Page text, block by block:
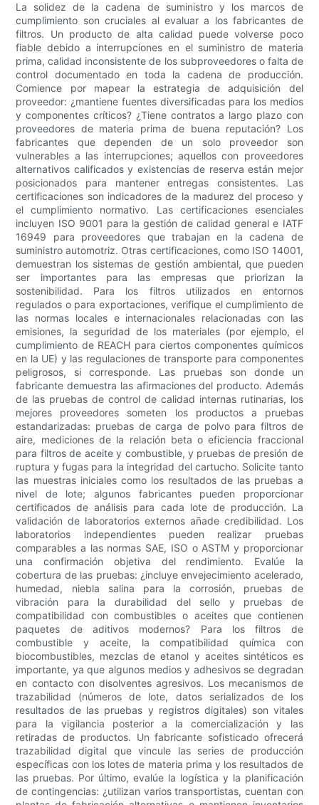
La solidez de la cadena de suministro y los marcos de
cumplimiento son cruciales al evaluar a los fabricantes de
filtros. Un producto de alta calidad puede volverse poco
fiable debido a interrupciones en el suministro de materia
prima, calidad inconsistente de los subproveedores o falta de
control documentado en toda la cadena de producción.
Comience por mapear la estrategia de adquisición del
proveedor: ¿mantiene fuentes diversificadas para los medios
y componentes críticos? ¿Tiene contratos a largo plazo con
proveedores de materia prima de buena reputación? Los
fabricantes que dependen de un solo proveedor son
vulnerables a las interrupciones; aquellos con proveedores
alternativos calificados y existencias de reserva están mejor
posicionados para mantener entregas consistentes. Las
certificaciones son indicadores de la madurez del proceso y
el cumplimiento normativo. Las certificaciones esenciales
incluyen ISO 9001 para la gestión de calidad general e IATF
16949 para proveedores que trabajan en la cadena de
suministro automotriz. Otras certificaciones, como ISO 14001,
demuestran los sistemas de gestión ambiental, que pueden
ser importantes para las empresas que priorizan la
sostenibilidad. Para los filtros utilizados en entornos
regulados o para exportaciones, verifique el cumplimiento de
las normas locales e internacionales relacionadas con las
emisiones, la seguridad de los materiales (por ejemplo, el
cumplimiento de REACH para ciertos componentes químicos
en la UE) y las regulaciones de transporte para componentes
peligrosos, si corresponde. Las pruebas son donde un
fabricante demuestra las afirmaciones del producto. Además
de las pruebas de control de calidad internas rutinarias, los
mejores proveedores someten los productos a pruebas
estandarizadas: pruebas de carga de polvo para filtros de
aire, mediciones de la relación beta o eficiencia fraccional
para filtros de aceite y combustible, y pruebas de presión de
ruptura y fugas para la integridad del cartucho. Solicite tanto
las muestras iniciales como los resultados de las pruebas a
nivel de lote; algunos fabricantes pueden proporcionar
certificados de análisis para cada lote de producción. La
validación de laboratorios externos añade credibilidad. Los
laboratorios independientes pueden realizar pruebas
comparables a las normas SAE, ISO o ASTM y proporcionar
una confirmación objetiva del rendimiento. Evalúe la
cobertura de las pruebas: ¿incluye envejecimiento acelerado,
humedad, niebla salina para la corrosión, pruebas de
vibración para la durabilidad del sello y pruebas de
compatibilidad con combustibles o aceites que contienen
paquetes de aditivos modernos? Para los filtros de
combustible y aceite, la compatibilidad química con
biocombustibles, mezclas de etanol y aceites sintéticos es
importante, ya que algunos medios y adhesivos se degradan
en contacto con disolventes agresivos. Los mecanismos de
trazabilidad (números de lote, datos serializados de los
resultados de las pruebas y registros digitales) son vitales
para la vigilancia posterior a la comercialización y las
retiradas de productos. Un fabricante sofisticado ofrecerá
trazabilidad digital que vincule las series de producción
específicas con los lotes de materia prima y los resultados de
las pruebas. Por último, evalúe la logística y la planificación
de contingencias: ¿utilizan varios transportistas, cuentan con